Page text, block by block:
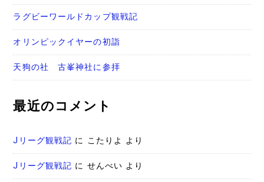
ラグビーワールドカップ観戦記
オリンピックイヤーの初詣
天狗の社 古峯神社に参拝
最近のコメント
Jリーグ観戦記 に こたりよ より
Jリーグ観戦記 に せんべい より